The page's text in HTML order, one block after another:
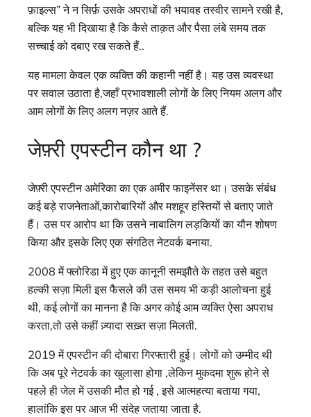
फ़ाइल्स” ने न सिर्फ़ उसके अपराधों की भयावह तस्वीर सामने रखी है,
बल्कि यह भी दिखाया है कि कैसे ताक़त और पैसा लंबे समय तक
सच्चाई को दबाए रख सकते हैं..
यह मामला केवल एक व्यक्ति की कहानी नहीं है। यह उस व्यवस्था
पर सवाल उठाता है,जहाँ प्रभावशाली लोगों के लिए नियम अलग और
आम लोगों के लिए अलग नज़र आते हैं.
जेफ़्री एपस्टीन कौन था ?
जेफ़्री एपस्टीन अमेरिका का एक अमीर फाइनेंसर था। उसके संबंध
कई बड़े राजनेताओं,कारोबारियों और मशहूर हस्तियों से बताए जाते
हैं। उस पर आरोप था कि उसने नाबालिग लड़कियों का यौन शोषण
किया और इसके लिए एक संगठित नेटवर्क बनाया.
2008 में फ्लोरिडा में हुए एक कानूनी समझौते के तहत उसे बहुत
हल्की सज़ा मिली इस फैसले की उस समय भी कड़ी आलोचना हुई
थी, कई लोगों का मानना है कि अगर कोई आम व्यक्ति ऐसा अपराध
करता,तो उसे कहीं ज़्यादा सख़्त सज़ा मिलती.
2019 में एपस्टीन की दोबारा गिरफ्तारी हुई। लोगों को उम्मीद थी
कि अब पूरे नेटवर्क का खुलासा होगा ,लेकिन मुकदमा शुरू होने से
पहले ही जेल में उसकी मौत हो गई , इसे आत्महत्या बताया गया,
हालांकि इस पर आज भी संदेह जताया जाता है.